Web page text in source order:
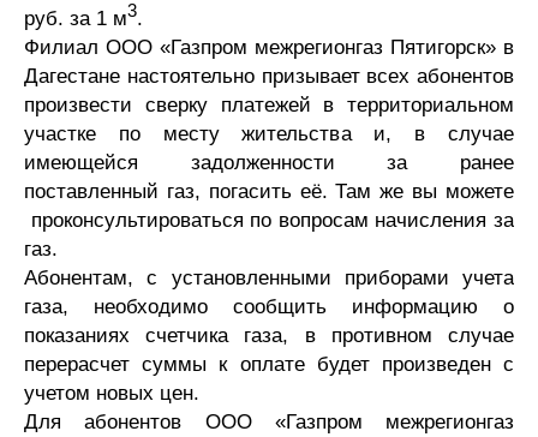
руб. за 1 м3.
Филиал ООО «Газпром межрегионгаз Пятигорск» в
Дагестане настоятельно призывает всех абонентов
произвести сверку платежей в территориальном
участке по месту жительства и, в случае
имеющейся задолженности за ранее
поставленный газ, погасить её. Там же вы можете
проконсультироваться по вопросам начисления за
газ.
Абонентам, с установленными приборами учета
газа, необходимо сообщить информацию о
показаниях счетчика газа, в противном случае
перерасчет суммы к оплате будет произведен с
учетом новых цен.
Для абонентов ООО «Газпром межрегионгаз